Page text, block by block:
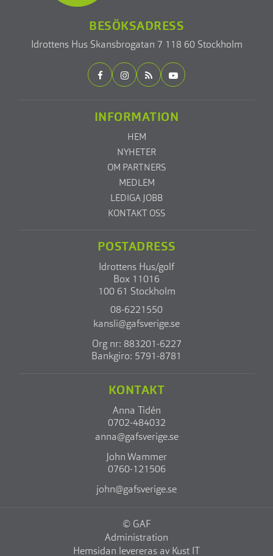
BESÖKSADRESS
Idrottens HusSkansbrogatan 7 118 60 Stockholm
INFORMATION
HEM
NYHETER
OM PARTNERS
MEDLEM
LEDIGA JOBB
KONTAKT OSS
POSTADRESS
Idrottens Hus/golf
Box 11016
100 61 Stockholm
08-6221550
kansli@gafsverige.se
Org nr: 883201-6227
Bankgiro: 5791-8781
KONTAKT
Anna Tidén
0702-484032
anna@gafsverige.se
John Wammer
0760-121506
john@gafsverige.se
© GAF
Administration
Hemsidan levereras av Kust IT